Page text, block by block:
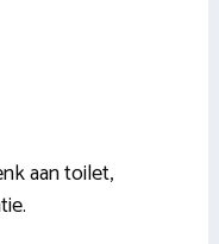
aan toilet,